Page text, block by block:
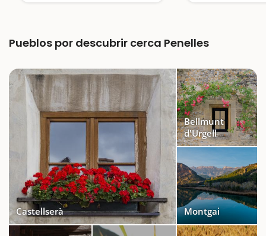
Pueblos por descubrir cerca Penelles
Castellserà
Bellmunt
d'Urgell
Montgai